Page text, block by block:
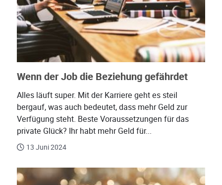
Wenn der Job die Beziehung gefährdet
Alles läuft super. Mit der Karriere geht es steil
bergauf, was auch bedeutet, dass mehr Geld zur
Verfügung steht. Beste Voraussetzungen für das
private Glück? Ihr habt mehr Geld für...
13 Juni 2024